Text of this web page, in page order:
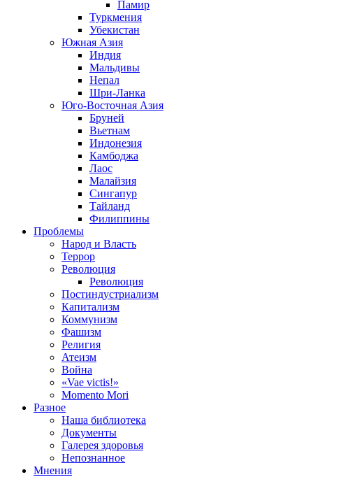
Памир
Туркмения
Убекистан
Южная Азия
Индия
Мальдивы
Непал
Шри-Ланка
Юго-Восточная Азия
Бруней
Вьетнам
Индонезия
Камбоджа
Лаос
Малайзия
Сингапур
Тайланд
Филиппины
Проблемы
Народ и Власть
Террор
Революция
Революция
Постиндустриализм
Капитализм
Коммунизм
Фашизм
Религия
Атеизм
Война
«Vae victis!»
Momento Mori
Разное
Наша библиотека
Документы
Галерея здоровья
Непознанное
Мнения